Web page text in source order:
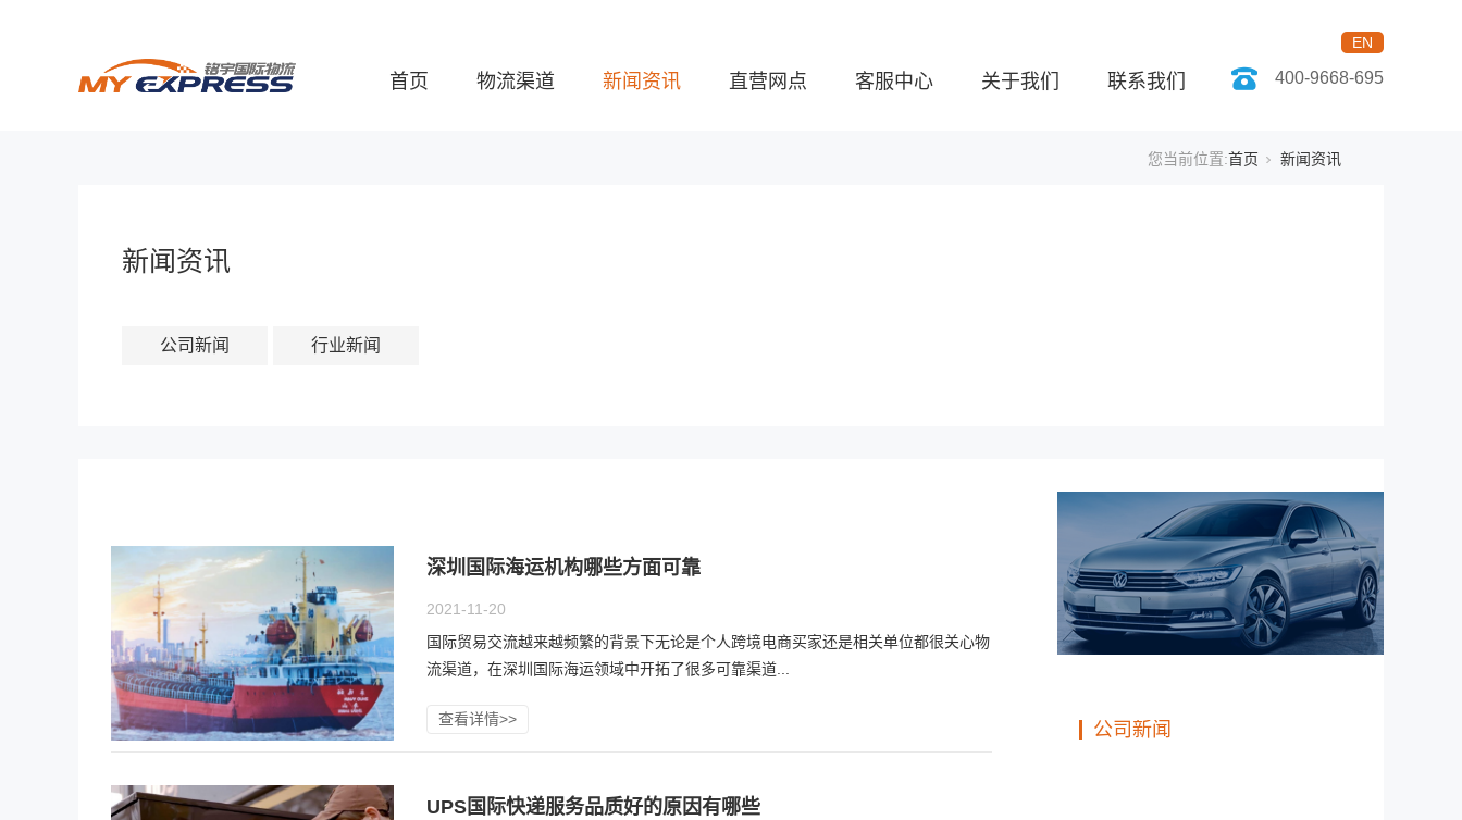
首页 物流渠道 新闻资讯 直营网点 客服中心 关于我们 联系我们
EN
400-9668-695
您当前位置:首页 新闻资讯
新闻资讯
公司新闻 行业新闻
深圳国际海运机构哪些方面可靠
2021-11-20
国际贸易交流越来越频繁的背景下无论是个人跨境电商买家还是相关单位都很关心物
流渠道，在深圳国际海运领域中开拓了很多可靠渠道...
查看详情>>
UPS国际快递服务品质好的原因有哪些
公司新闻